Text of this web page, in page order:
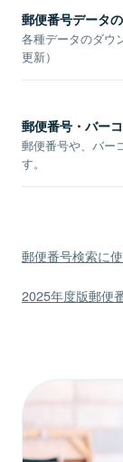
郵便番号データ
各種データのダウ
更新）
郵便番号・バー
郵便番号や、バー
す。
郵便番号検索に
2025年度版郵便